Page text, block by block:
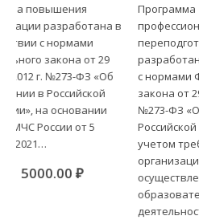
Программа
профессиональной
переподготовки
разработана в соответствии
с нормами Федерального
закона от 29 декабря 2012 г.
№273-ФЗ «Об образовании в
Российской Федерации» с
учетом требований Порядка
осуществления